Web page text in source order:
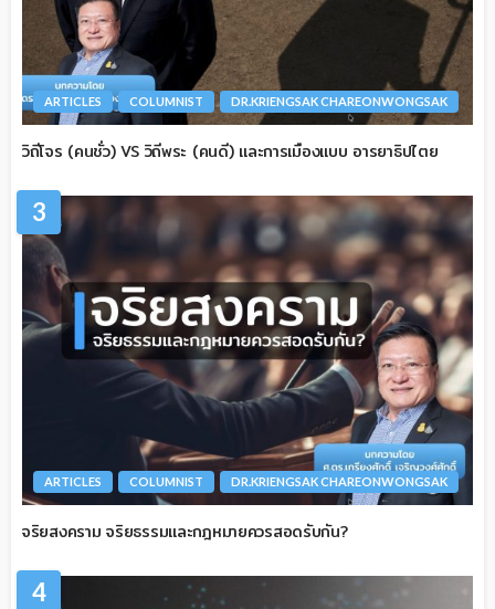
ARTICLES COLUMNIST DR.KRIENGSAK CHAREONWONGSAK
วิถีโจร (คนชั่ว) VS วิถีพระ (คนดี) และการเมืองแบบ อารยาธิปไตย
3
ARTICLES COLUMNIST DR.KRIENGSAK CHAREONWONGSAK
จริยสงคราม จริยธรรมและกฎหมายควรสอดรับกัน?
4